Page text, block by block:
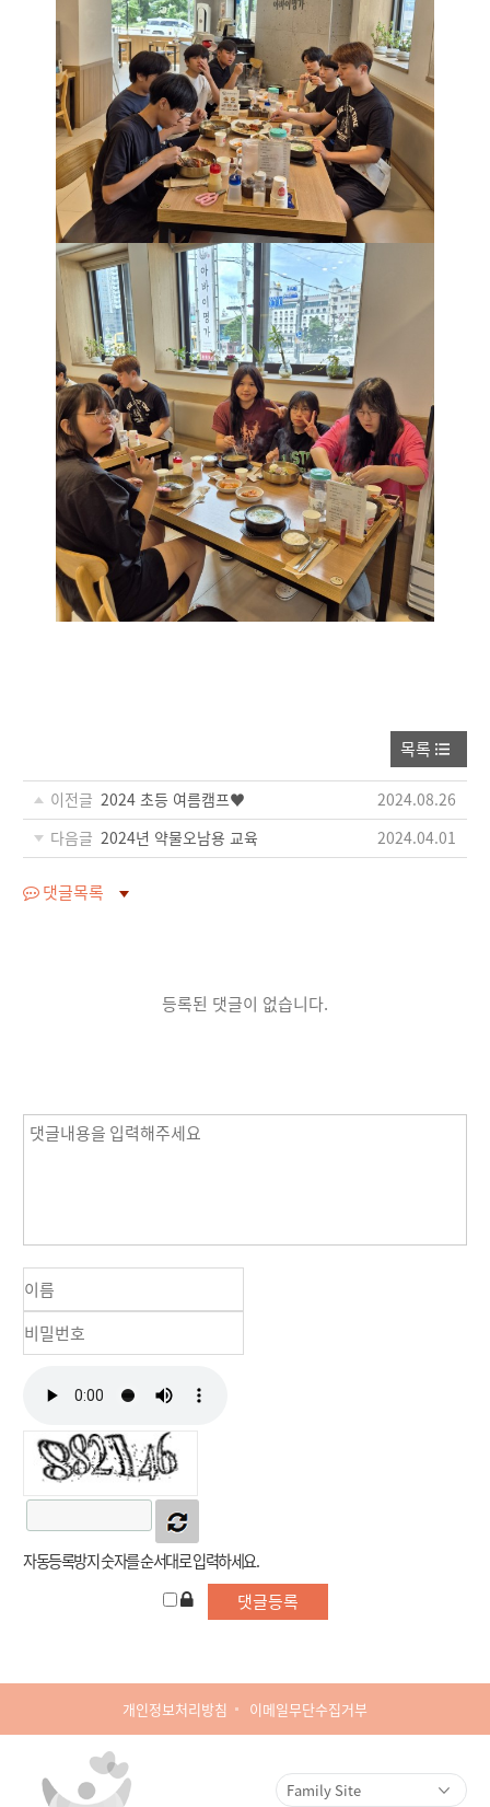
목록
이전글 2024 초등 여름캠프♥
2024.08.26
다음글 2024년 약물오남용 교육 2024.04.01
댓글목록
등록된 댓글이 없습니다.
자동등록방지 숫자를 순서대로 입력하세요.
개인정보처리방침 이메일무단수집거부